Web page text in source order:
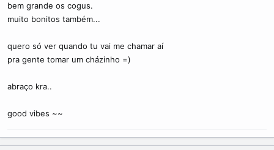
bem grande os cogus.
muito bonitos também...
quero só ver quando tu vai me chamar aí
pra gente tomar um cházinho =)
abraço kra..
good vibes ~~